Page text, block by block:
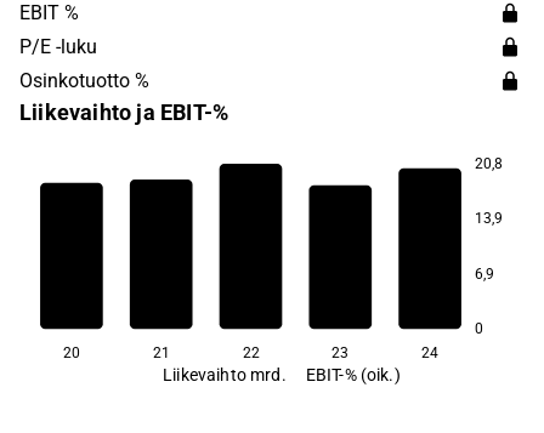
EBIT %
P/E -luku
Osinkotuotto %
Liikevaihto ja EBIT-%
20,8
13,9
6,9
0
20 21 22 23 24
Liikevaihto mrd. EBIT-% (oik.)